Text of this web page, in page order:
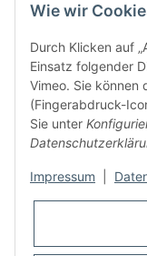
Neben dem
Frontline Games
Färbereiweg 3A
24358 Hütten
Oder mit
Wie wir
Durch Klicken auf
Einsatz folgender
Vimeo. Sie können
(Fingerabdruck-
Sie unter
Impressum